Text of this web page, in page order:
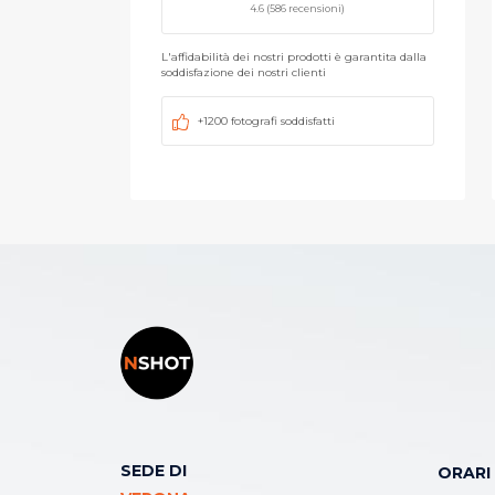
4.6 (586 recensioni)
L'affidabilità dei nostri prodotti è garantita dalla
soddisfazione dei nostri clienti
+1200 fotografi soddisfatti
SEDE DI
ORARI